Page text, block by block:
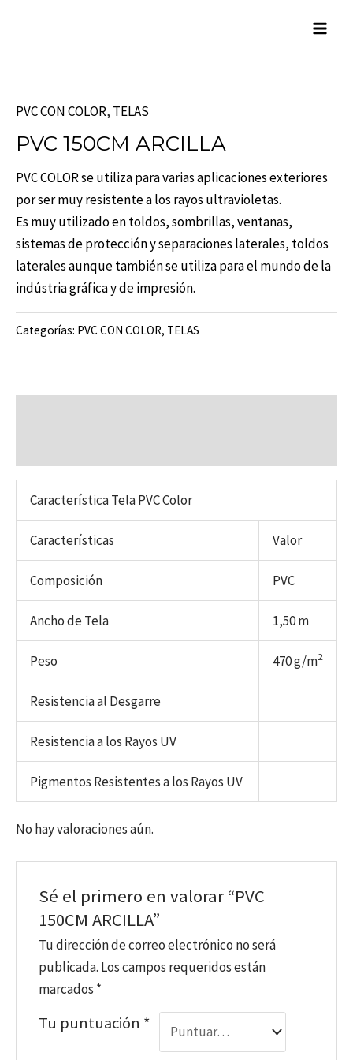
PVC CON COLOR, TELAS
PVC 150CM ARCILLA
PVC COLOR se utiliza para varias aplicaciones exteriores
por ser muy resistente a los rayos ultravioletas.
Es muy utilizado en toldos, sombrillas, ventanas,
sistemas de protección y separaciones laterales, toldos
laterales aunque también se utiliza para el mundo de la
indústria gráfica y de impresión.
Categorías: PVC CON COLOR, TELAS
Característica Tela PVC Color
Características Valor
Composición PVC
Ancho de Tela 1,50 m
Peso 470 g/m2
Resistencia al Desgarre
Resistencia a los Rayos UV
Pigmentos Resistentes a los Rayos UV
No hay valoraciones aún.
Sé el primero en valorar “PVC
150CM ARCILLA”
Tu dirección de correo electrónico no será
publicada. Los campos requeridos están
marcados *
Tu puntuación *